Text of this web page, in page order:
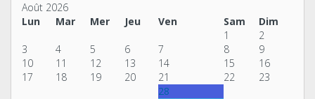
Août 2026
Lun
Mar Mer Jeu Ven Sam
Dim
1
2
3
4 5 6 7 8
9
10
11 12 13 14 15
16
17
18 19 20 21 22 23
28